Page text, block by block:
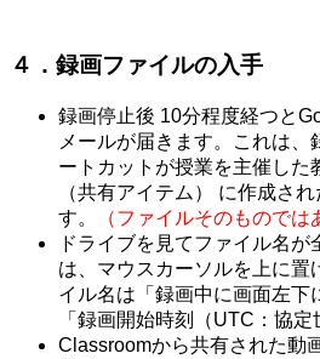
４．録画ファイルの入手
録画停止後 10分程度経つと
メールが届きます。これは、
ートカットが授業を主催した
（共有アイテム） に作成さ
す。
（ファイルそのものでは
ドライブを見てファイル名が
は、マウスカーソルを上に置
イル名は「録画中に画面左下
「録画開始時刻（UTC：協定
Classroomから共有された動